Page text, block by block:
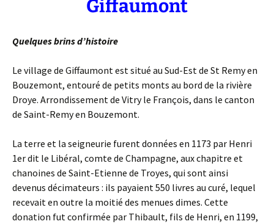
Giffaumont
Quelques brins d’histoire
Le village de Giffaumont est situé au Sud-Est de St Remy en
Bouzemont, entouré de petits monts au bord de la rivière
Droye. Arrondissement de Vitry le François, dans le canton
de Saint-Remy en Bouzemont.
La terre et la seigneurie furent données en 1173 par Henri
1er dit le Libéral, comte de Champagne, aux chapitre et
chanoines de Saint-Etienne de Troyes, qui sont ainsi
devenus décimateurs : ils payaient 550 livres au curé, lequel
recevait en outre la moitié des menues dimes. Cette
donation fut confirmée par Thibault, fils de Henri, en 1199,